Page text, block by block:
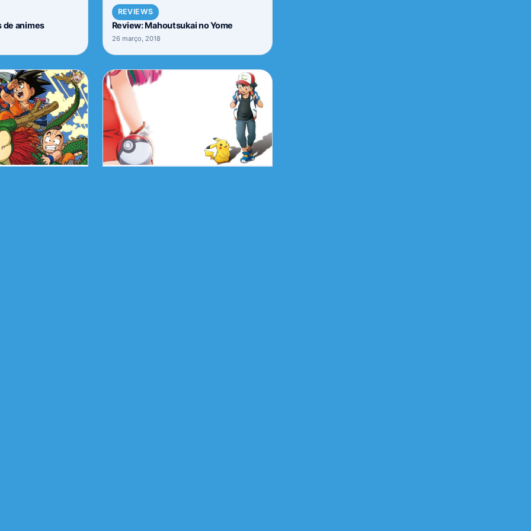
de animes
REVIEWS
Review: Mahoutsukai no Yome
26 março, 2018